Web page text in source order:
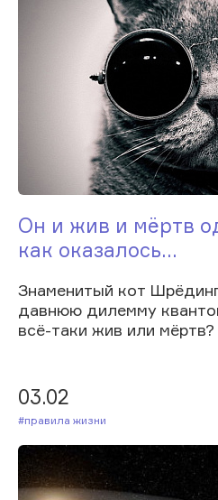
Он и жив и мёртв
как оказалось...
Знаменитый кот
давнюю дилемму
всё-таки жив или
03.02
#Правила жизни